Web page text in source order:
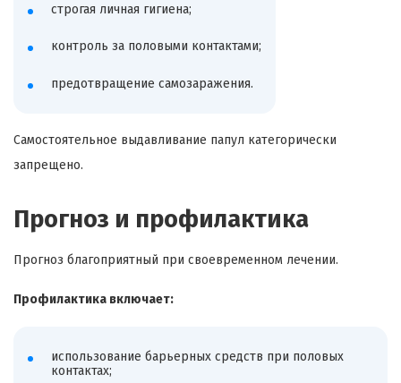
строгая личная гигиена;
контроль за половыми контактами;
предотвращение самозаражения.
Самостоятельное выдавливание папул категорически
запрещено.
Прогноз и профилактика
Прогноз благоприятный при своевременном лечении.
Профилактика включает:
использование барьерных средств при половых
контактах;